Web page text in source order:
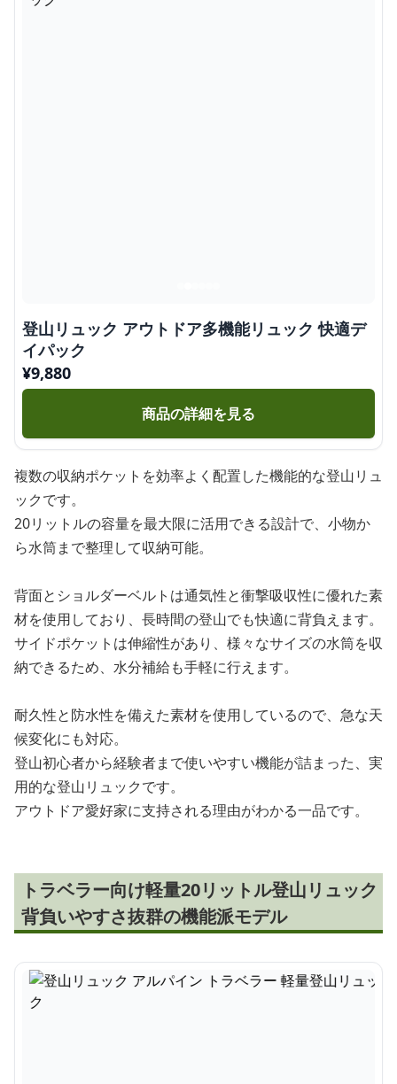
登山リュック アウトドア多機能リュック 快適デ
イパック
¥9,880
商品の詳細を見る
複数の収納ポケットを効率よく配置した機能的な登山リュ
ックです。
20リットルの容量を最大限に活用できる設計で、小物か
ら水筒まで整理して収納可能。
背面とショルダーベルトは通気性と衝撃吸収性に優れた素
材を使用しており、長時間の登山でも快適に背負えます。
サイドポケットは伸縮性があり、様々なサイズの水筒を収
納できるため、水分補給も手軽に行えます。
耐久性と防水性を備えた素材を使用しているので、急な天
候変化にも対応。
登山初心者から経験者まで使いやすい機能が詰まった、実
用的な登山リュックです。
アウトドア愛好家に支持される理由がわかる一品です。
トラベラー向け軽量20リットル登山リュック
背負いやすさ抜群の機能派モデル